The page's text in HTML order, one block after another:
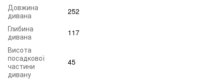
Довжина
дивана
252
Глибина
дивана
117
Висота
посадкової
частини
дивану
45